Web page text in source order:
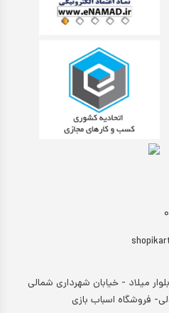
میلاد - خیابان شهرداری شمالی
فروشگاه اسباب بازی